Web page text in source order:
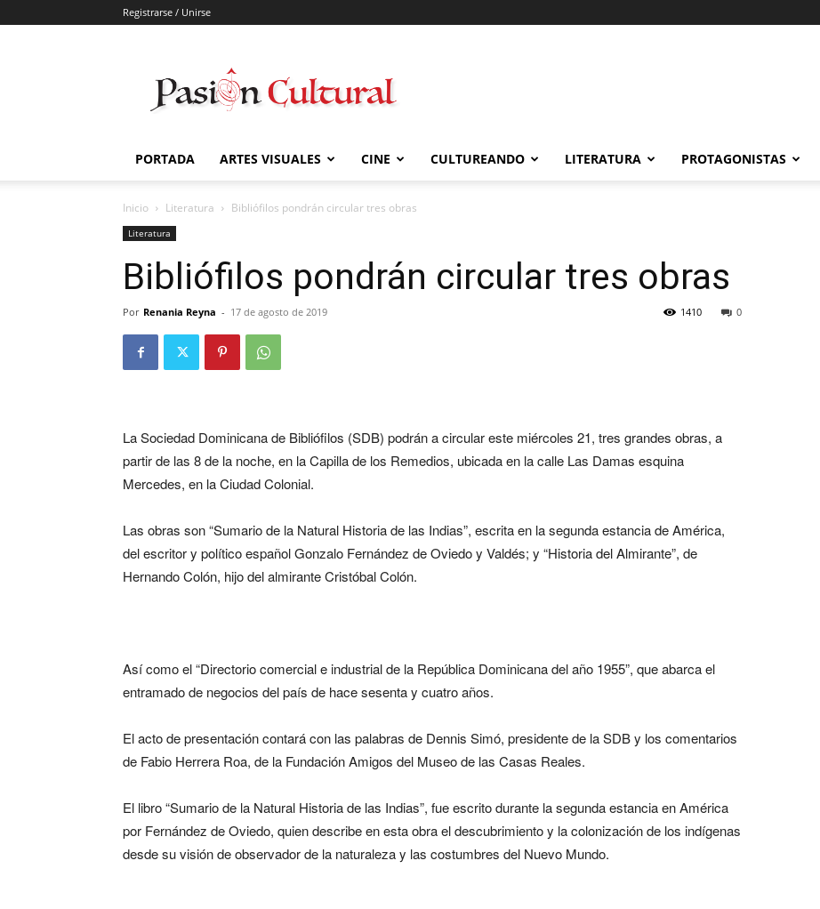
Registrarse / Unirse
Cultural
PORTADA ARTES VISUALES CINE CULTUREANDO LITERATURA PROTAGONISTAS
Inicio Literatura Bibliófilos pondrán circular tres obras
Literatura
Bibliófilos pondrán circular tres obras
Por Renania Reyna - 17 de agosto de 2019 0
1410
La Sociedad Dominicana de Bibliófilos (SDB) podrán a circular este miércoles 21, tres grandes obras, a
partir de las 8 de la noche, en la Capilla de los Remedios, ubicada en la calle Las Damas esquina
Mercedes, en la Ciudad Colonial.
Las obras son “Sumario de la Natural Historia de las Indias”, escrita en la segunda estancia de América,
del escritor y político español Gonzalo Fernández de Oviedo y Valdés; y “Historia del Almirante”, de
Hernando Colón, hijo del almirante Cristóbal Colón.
Así como el “Directorio comercial e industrial de la República Dominicana del año 1955”, que abarca el
entramado de negocios del país de hace sesenta y cuatro años.
El acto de presentación contará con las palabras de Dennis Simó, presidente de la SDB y los comentarios
de Fabio Herrera Roa, de la Fundación Amigos del Museo de las Casas Reales.
El libro “Sumario de la Natural Historia de las Indias”, fue escrito durante la segunda estancia en América
por Fernández de Oviedo, quien describe en esta obra el descubrimiento y la colonización de los indígenas
desde su visión de observador de la naturaleza y las costumbres del Nuevo Mundo.